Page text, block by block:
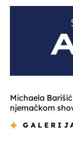
Michaela
njemačkom